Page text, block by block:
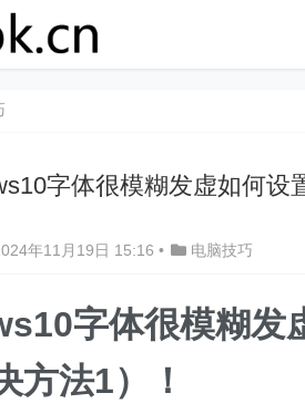
字体很模糊发虚如何设
年11月19日 15:16 • 电脑技巧
字体很模糊发
方法1）！